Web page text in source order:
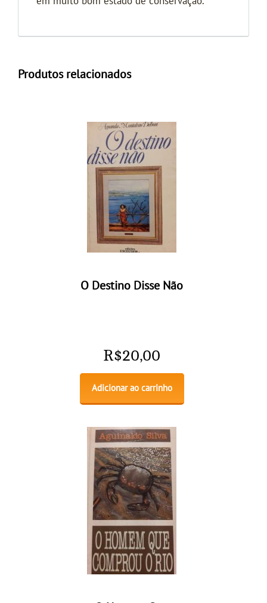
Produtos relacionados
O Destino Disse Não
R$20,00
Adicionar ao carrinho